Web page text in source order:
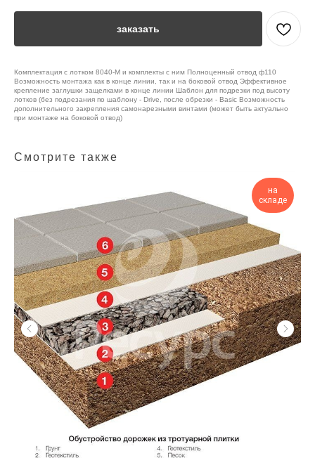
заказать
Комплектация с лотком 8040-М и комплекты с ним Полноценный отвод ф110
Возможность монтажа как в конце линии, так и на боковой отвод Эффективное
крепление заглушки защелками в конце линии Шаблон для подрезки под высоту
лотков (без подрезания по шаблону - Drive, после обрезки - Basic Возможность
дополнительного закрепления самонарезными винтами (может быть актуально
при монтаже на боковой отвод)
Смотрите также
на
складе